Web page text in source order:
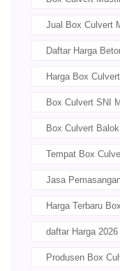
Jual Box Culvert
Daftar Harga
Harga Box
Box Culvert SNI
Box Culvert
Tempat Box
Jasa
Harga Terbaru
daftar Harga
Produsen Box